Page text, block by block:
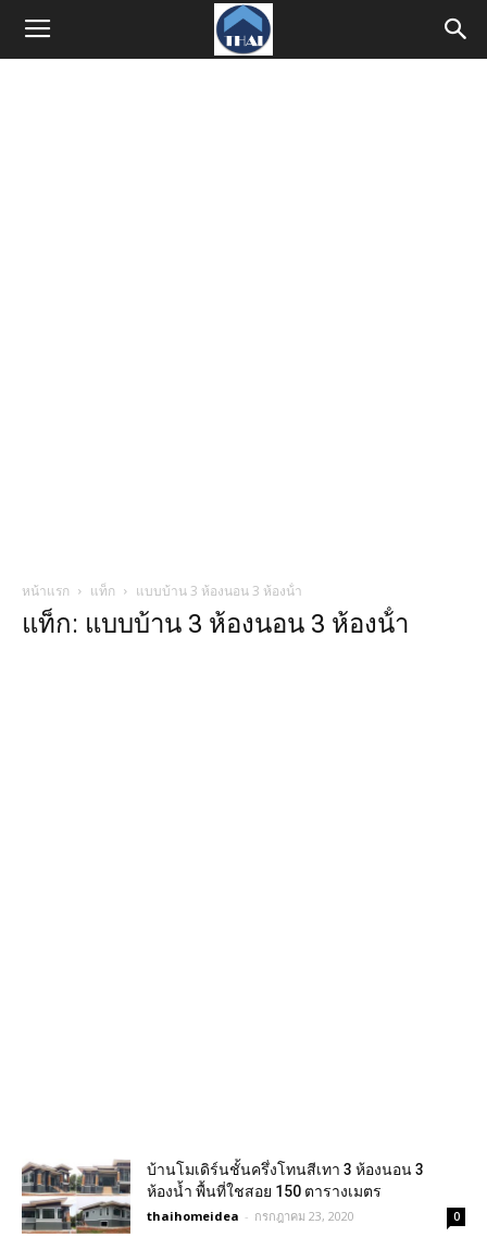
หน้าแรก แท็ก แบบบ้าน 3 ห้องนอน 3 ห้องน้ํา
แท็ก: แบบบ้าน 3 ห้องนอน 3 ห้องน้ํา
บ้านโมเดิร์นชั้นครึ่งโทนสีเทา 3 ห้องนอน 3
ห้องน้ำ พื้นที่ใชสอย 150 ตารางเมตร
thaihomeidea - กรกฎาคม 23, 2020 0